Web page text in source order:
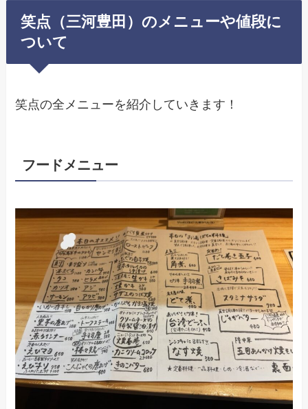
笑点（三河豊田）のメニューや値段に
ついて
笑点の全メニューを紹介していきます！
フードメニュー